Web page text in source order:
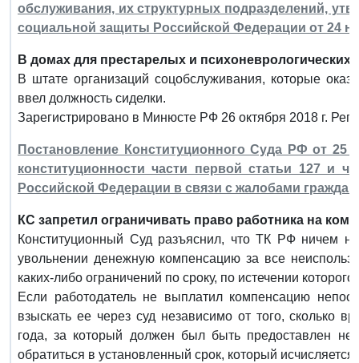
обслуживания, их структурных подразделений,
социальной защиты Российской Федерации от 24
В домах для престарелых и психоневрологических
В штате организаций соцобслуживания, которые
ввел должность сиделки.
Зарегистрировано в Минюсте РФ 26 октября 2018 г.
Постановление Конституционного Суда РФ от 25
конституционности части первой статьи 127 и
Российской Федерации в связи с жалобами
КС запретил ограничивать право работника на
Конституционный Суд разъяснил, что ТК РФ ничем
увольнении денежную компенсацию за все
каких-либо ограничений по сроку, по истечении
Если работодатель не выплатил компенсацию
взыскать ее через суд независимо от того, сколько
года, за который должен был быть предоставлен
обратиться в установленный срок, который